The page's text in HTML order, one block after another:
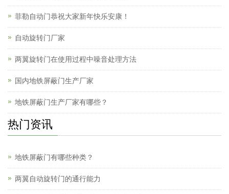
菲勒自动门恭祝大家新年快乐安康！
自动旋转门厂家
两翼旋转门在使用过程中噪音处理方法
国内地铁屏蔽门生产厂家
地铁屏蔽门生产厂家有哪些？
热门资讯
地铁屏蔽门有哪些种类？
两翼自动旋转门的通行能力